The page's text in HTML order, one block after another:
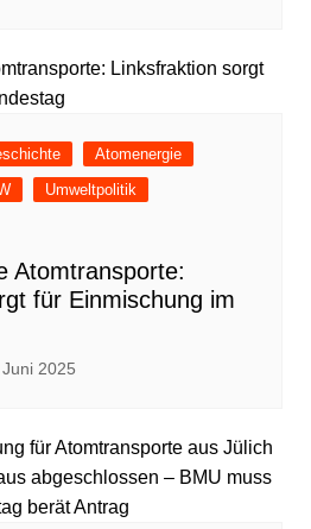
Atomenergie
Umweltpolitik
Atomtransporte:
für Einmischung im
2025